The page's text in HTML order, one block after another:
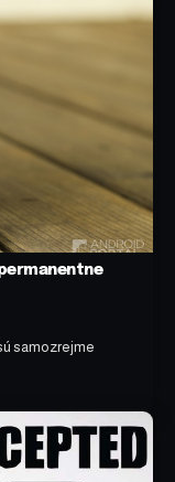
permanentne
samozrejme